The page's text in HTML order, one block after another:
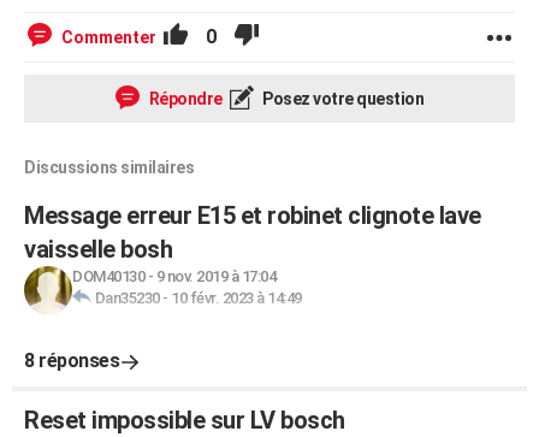
Commenter 0
Répondre Posez votre question
Discussions similaires
Message erreur E15 et robinet clignote lave
vaisselle bosh
DOM40130- 9 nov. 2019 à 17:04
Dan35230- 10 févr. 2023 à 14:49
8 réponses
Reset impossible sur LV bosch